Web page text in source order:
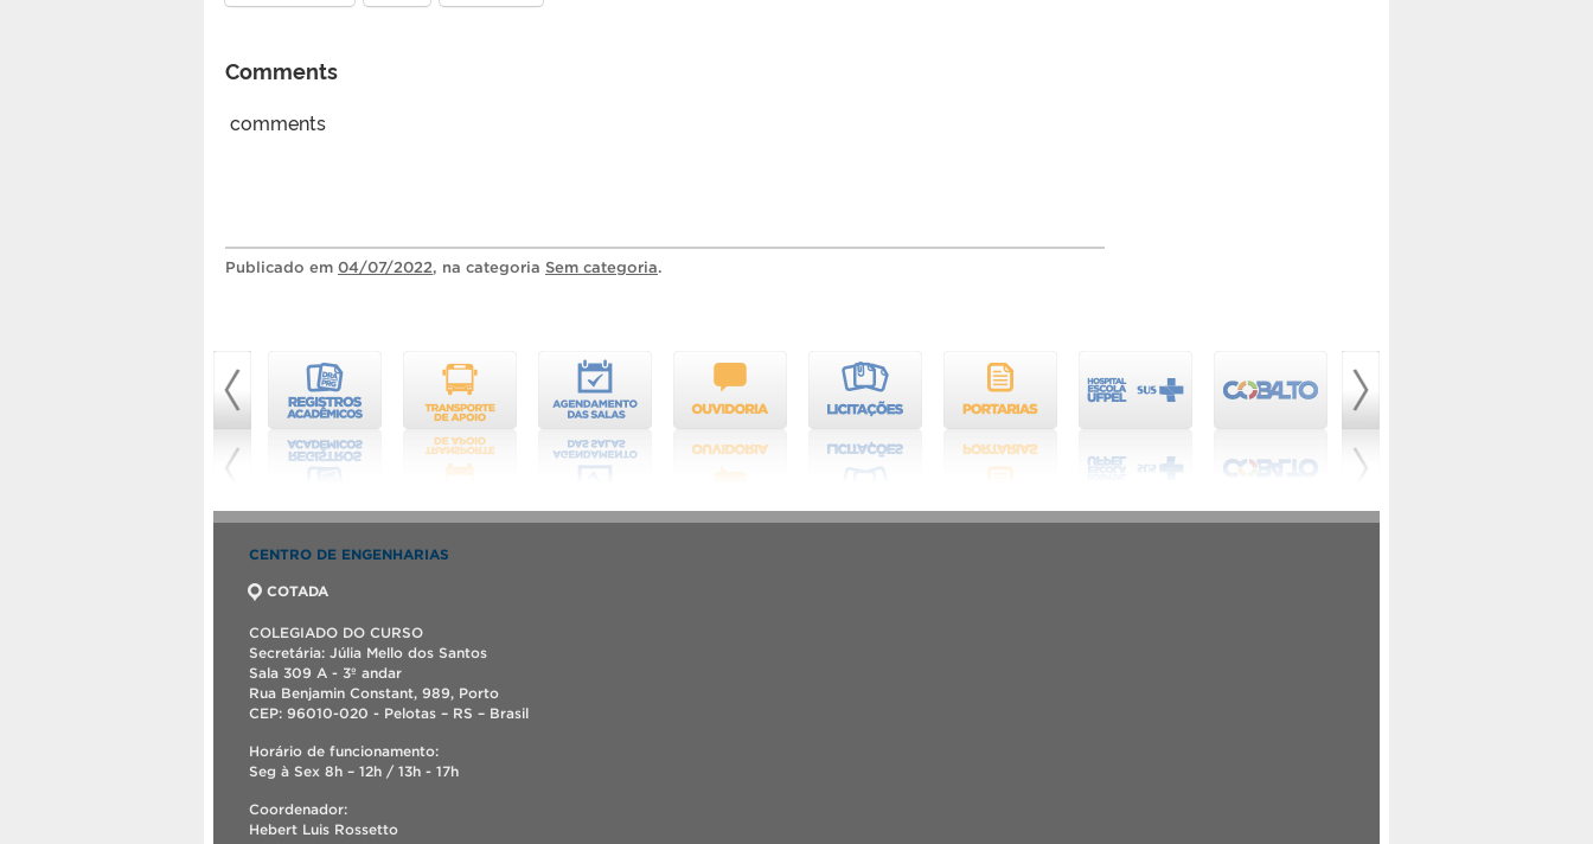
Comments
comments
Publicado em 04/07/2022, na categoria Sem categoria.
CENTRO DE ENGENHARIAS
COTADA
COLEGIADO DO CURSO
Secretária: Júlia Mello dos Santos
Sala 309 A - 3º andar
Rua Benjamin Constant, 989, Porto
CEP: 96010-020 - Pelotas – RS – Brasil
Horário de funcionamento:
Seg à Sex 8h – 12h / 13h - 17h
Coordenador:
Hebert Luis Rossetto